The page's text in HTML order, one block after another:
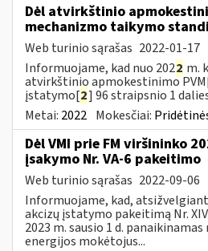
Dėl atvirkštinio
mechanizmo taikymo
Web turinio sąrašas 2022-01-17
Informuojame, kad nuo 2022 m.
atvirkštinio apmokestinimo
įstatymo[2] 96 straipsnio 1
Metai: 2022 Mokesčiai:
Dėl VMI prie FM viršininko
įsakymo Nr. VA-6 pakeitimo
Web turinio sąrašas 2022-09-06
Informuojame, kad,
akcizų įstatymo pakeitimą Nr.
2023 m. sausio 1 d.
energijos mokėtojus...